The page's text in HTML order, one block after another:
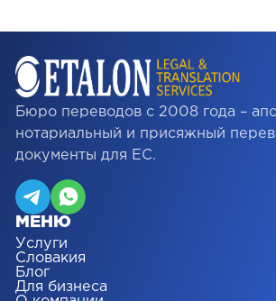
Бюро переводов с 2008 года –
нотариальный и присяжный
документы для ЕС.
МЕНЮ
Услуги
Словакия
Блог
Для бизнеса